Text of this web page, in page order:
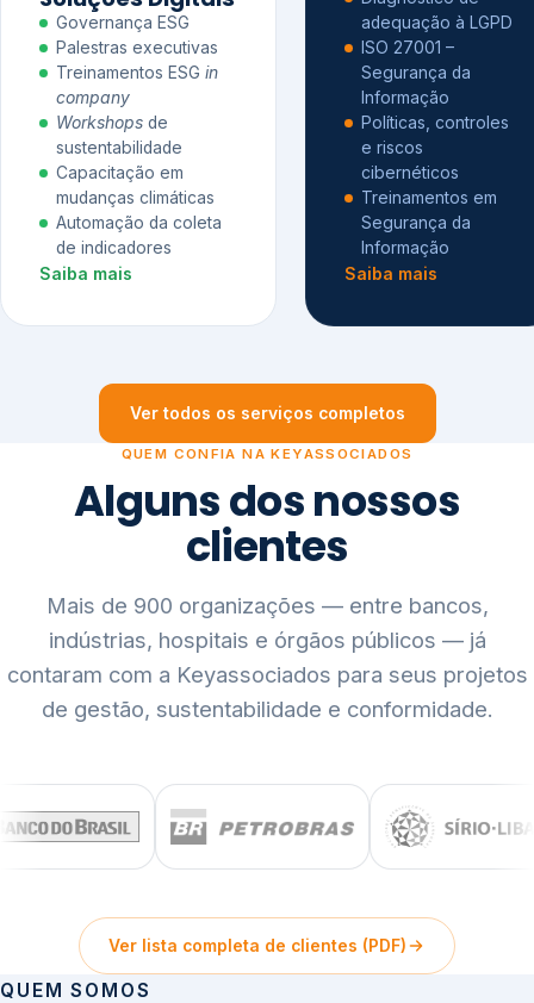
Governança ESG
Palestras executivas
Treinamentos ESG in
company
Workshops de
sustentabilidade
Capacitação em
mudanças climáticas
Automação da coleta
de indicadores
Saiba mais
adequação à LGPD
ISO 27001 –
Segurança da
Informação
Políticas, controles
e riscos
cibernéticos
Treinamentos em
Segurança da
Informação
Saiba mais
Ver todos os serviços completos
QUEM CONFIA NA KEYASSOCIADOS
Alguns dos nossos
clientes
Mais de 900 organizações — entre bancos,
indústrias, hospitais e órgãos públicos — já
contaram com a Keyassociados para seus projetos
de gestão, sustentabilidade e conformidade.
Ver lista completa de clientes (PDF)
QUEM SOMOS